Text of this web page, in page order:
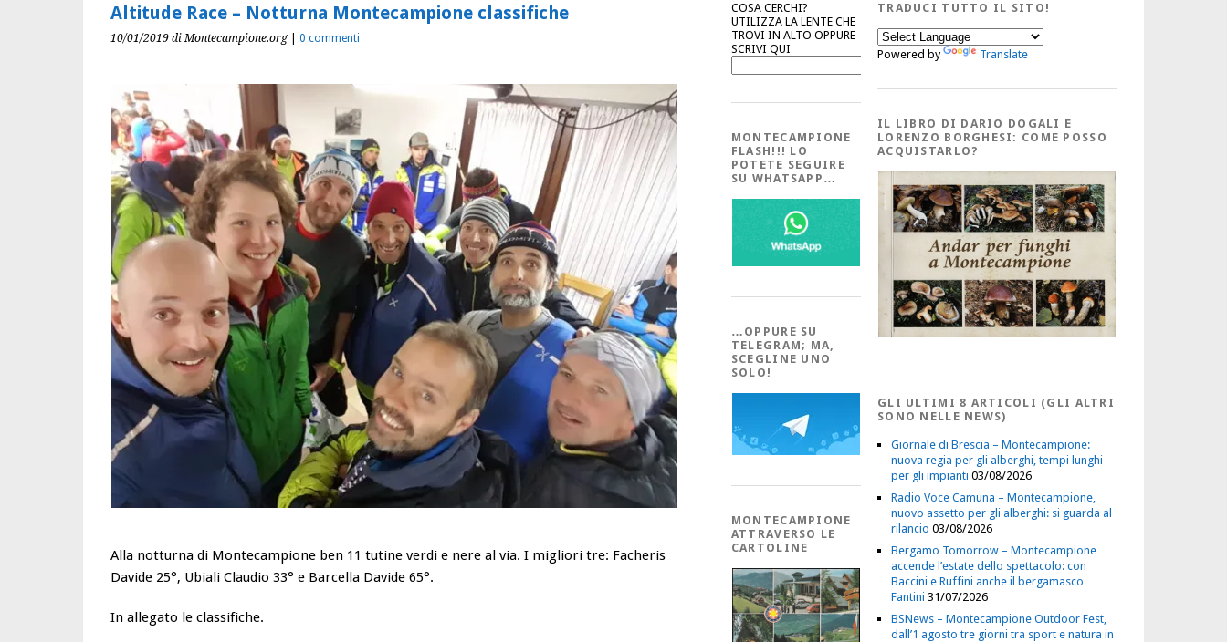
Altitude Race – Notturna Montecampione classifiche
10/01/2019 di Montecampione.org| 0 commenti
Alla notturna di Montecampione ben 11 tutine verdi e nere al via. I migliori tre: Facheris
Davide 25°, Ubiali Claudio 33° e Barcella Davide 65°.
In allegato le classifiche.
COSA CERCHI?
UTILIZZA LA LENTE CHE
TROVI IN ALTO OPPURE
SCRIVI QUI
Cerca
MONTECAMPIONE
FLASH!!! LO
POTETE SEGUIRE
SU WHATSAPP…
…OPPURE SU
TELEGRAM; MA,
SCEGLINE UNO
SOLO!
MONTECAMPIONE
ATTRAVERSO LE
CARTOLINE
TRADUCI TUTTO IL SITO!
Powered by Translate
IL LIBRO DI DARIO DOGALI E
LORENZO BORGHESI: COME POSSO
ACQUISTARLO?
GLI ULTIMI 8 ARTICOLI (GLI ALTRI
SONO NELLE NEWS)
Giornale di Brescia – Montecampione:
nuova regia per gli alberghi, tempi lunghi
per gli impianti 03/08/2026
Radio Voce Camuna – Montecampione,
nuovo assetto per gli alberghi: si guarda al
rilancio 03/08/2026
Bergamo Tomorrow – Montecampione
accende l’estate dello spettacolo: con
Baccini e Ruffini anche il bergamasco
Fantini 31/07/2026
BSNews – Montecampione Outdoor Fest,
dall’1 agosto tre giorni tra sport e natura in